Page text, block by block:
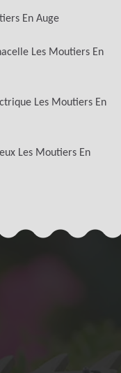
En Auge
Les Moutiers En
Les Moutiers En
Les Moutiers En